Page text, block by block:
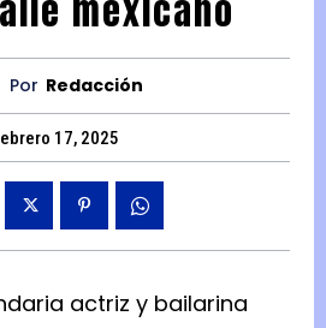
mexicano
Por Redacción
17, 2025
actriz y bailarina